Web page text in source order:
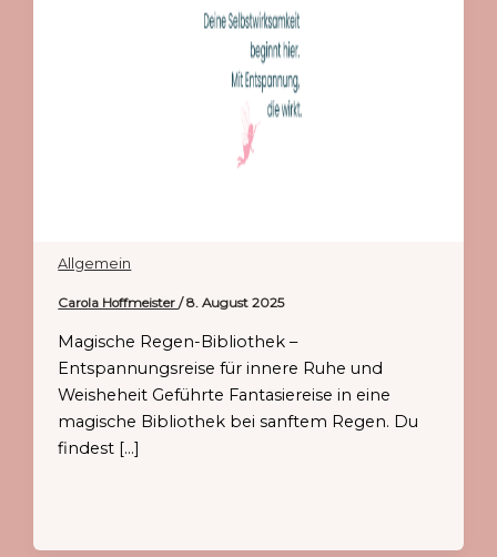
Allgemein
Carola Hoffmeister/8. August 2025
Magische Regen-Bibliothek –
Entspannungsreise für innere Ruhe und
Weisheheit Geführte Fantasiereise in eine
magische Bibliothek bei sanftem Regen. Du
findest […]